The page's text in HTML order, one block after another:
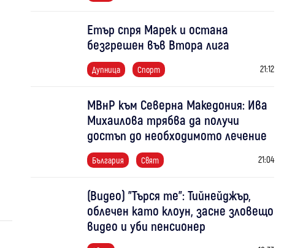
Етър спря Марек и остана
безгрешен във Втора лига
Дупница Спорт 21:12
МВнР към Северна Македония: Ива
Михаилова трябва да получи
достъп до необходимото лечение
България Свят 21:04
(Видео) "Търся те": Тийнейджър,
облечен като клоун, засне зловещо
видео и уби пенсионер